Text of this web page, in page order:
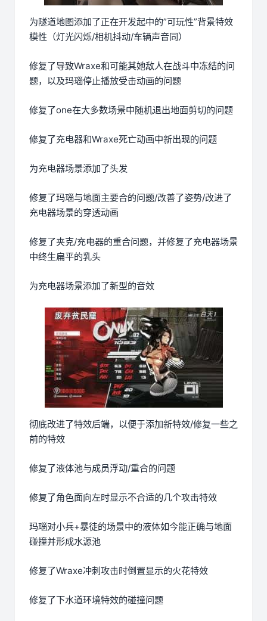
为隧道地图添加了正在开发起中的”可玩性”背景特效
模性（灯光闪烁/相机抖动/车辆声音同）
修复了导致Wraxe和可能其她敌人在战斗中冻结的问
题，以及玛瑙停止播放受击动画的问题
修复了one在大多数场景中随机退出地面剪切的问题
修复了充电器和Wraxe死亡动画中新出现的问题
为充电器场景添加了头发
修复了玛瑙与地面主要合的问题/改善了姿势/改进了
充电器场景的穿透动画
修复了夹克/充电器的重合问题，并修复了充电器场景
中终生扁平的乳头
为充电器场景添加了新型的音效
彻底改进了特效后端，以便于添加新特效/修复一些之
前的特效
修复了液体池与成员浮动/重合的问题
修复了角色面向左时显示不合适的几个攻击特效
玛瑙对小兵+暴徒的场景中的液体如今能正确与地面
碰撞并形成水源池
修复了Wraxe冲刺攻击时倒置显示的火花特效
修复了下水道环境特效的碰撞问题